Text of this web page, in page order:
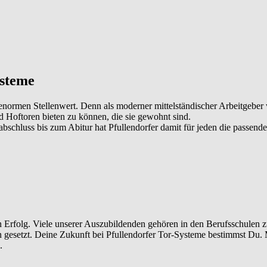
Stellenwert. Denn als moderner mittelständischer
Hoftoren bieten zu können, die sie gewohnt sind.
bis zum Abitur hat Pfullendorfer damit für jeden die
Viele unserer Auszubildenden gehören in den Berufsschulen
Deine Zukunft bei Pfullendorfer Tor-Systeme bestimmst